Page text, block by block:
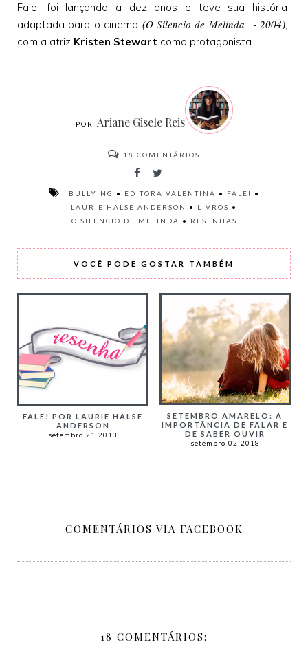
Fale! foi lançando a dez anos e teve sua história
adaptada para o cinema (O Silencio de Melinda - 2004),
com a atriz Kristen Stewart como protagonista.
Ariane Gisele Reis
18 COMENTÁRIOS
BULLYING • EDITORA VALENTINA • FALE!
•
LAURIE HALSE ANDERSON
• LIVROS •
O SILENCIO DE MELINDA • RESENHAS
VOCÊ PODE GOSTAR TAMBÉM
FALE! POR LAURIE HALSE
ANDERSON
setembro 21 2013
SETEMBRO AMARELO: A
IMPORTÂNCIA DE FALAR E
DE SABER OUVIR
setembro 02 2018
COMENTÁRIOS VIA FACEBOOK
18 COMENTÁRIOS: